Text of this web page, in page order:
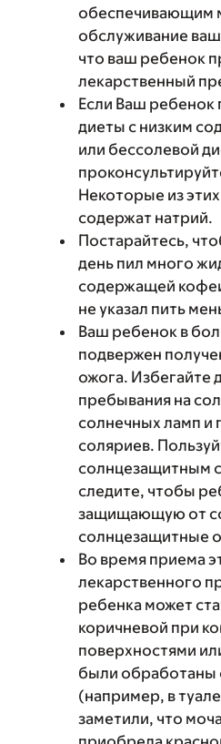
обеспечивающим
обслуживание
что ваш ребенок
лекарственный
Если Ваш ребенок
диеты с низким
или бессолевой
Некоторые из
содержат натрий.
Постарайтесь,
день пил много
содержащей
не указал пить
Ваш ребенок в
подвержен
ожога. Избегайте
пребывания на
солнечных ламп и
соляриев.
солнцезащитным
следите, чтобы
защищающую от
солнцезащитные
Во время приема
лекарственного
ребенка может
коричневой при
поверхностями
были обработаны
(например, в
заметили, что